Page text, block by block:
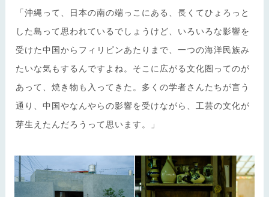
「沖縄って、日本の南の端っこにある、長くてひょろっと
した島って思われているでしょうけど、いろいろな影響を
受けた中国からフィリピンあたりまで、一つの海洋民族み
たいな気もするんですよね。そこに広がる文化圏ってのが
あって、焼き物も入ってきた。多くの学者さんたちが言う
通り、中国やなんやらの影響を受けながら、工芸の文化が
芽生えたんだろうって思います。」